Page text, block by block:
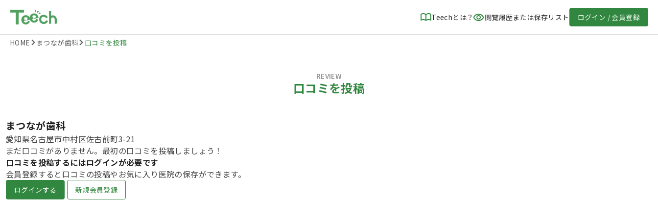
Teechとは？ 閲覧履歴または保存リスト ログイン / 会員登録
HOME まつなが歯科 口コミを投稿
REVIEW
口コミを投稿
まつなが歯科
愛知県名古屋市中村区佐古前町3-21
まだ口コミがありません。最初の口コミを投稿しましょう！
口コミを投稿するにはログインが必要です
会員登録すると口コミの投稿やお気に入り医院の保存ができます。
ログインする 新規会員登録